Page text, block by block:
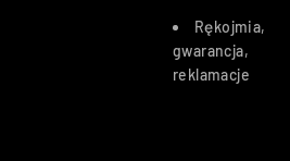
Rękojmia,
gwarancja,
reklamacje